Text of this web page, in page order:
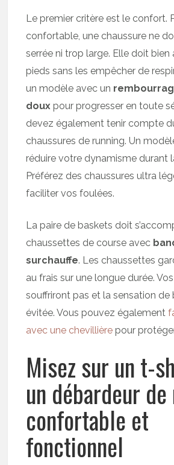
Le premier critère est le confort.
confortable, une chaussure ne
serrée ni trop large. Elle doit bien
pieds sans les empêcher de
un modèle avec un
doux pour progresser en toute
devez également tenir compte
chaussures de running. Un
réduire votre dynamisme durant
Préférez des chaussures ultra
faciliter vos foulées.
La paire de baskets doit
chaussettes de course avec
surchauffe. Les chaussettes
au frais sur une longue durée.
souffriront pas et la sensation de
évitée. Vous pouvez également
avec une chevillière pour
Misez sur un t-
un débardeur
confortable et
fonctionnel